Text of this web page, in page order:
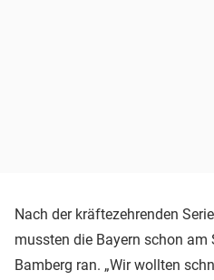
Nach der kräftezehrenden
mussten die Bayern schon
Bamberg ran. „Wir wollten